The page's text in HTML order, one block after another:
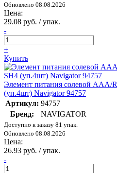
Обновлено 08.08.2026
Цена:
29.08 руб. / упак.
-
+
Купить
Элемент питания солевой AAA/
(уп.4шт) Navigator 94757
Артикул: 94757
Бренд:
NAVIGATOR
Доступно к заказу 81 упак.
Обновлено 08.08.2026
Цена:
26.93 руб. / упак.
-